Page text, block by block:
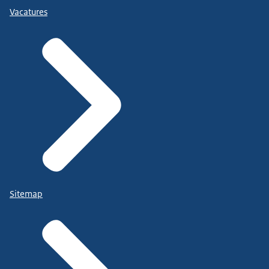
Vacatures
Sitemap